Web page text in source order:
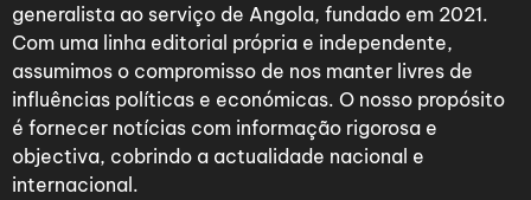
generalista ao serviço de Angola, fundado em 2021.
Com uma linha editorial própria e independente,
assumimos o compromisso de nos manter livres de
influências políticas e económicas. O nosso propósito
é fornecer notícias com informação rigorosa e
objectiva, cobrindo a actualidade nacional e
internacional.